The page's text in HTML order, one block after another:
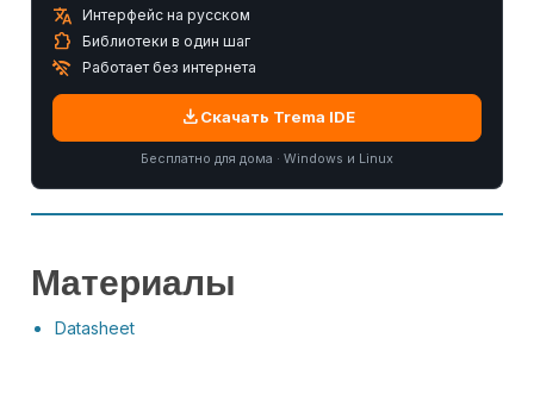
translate Интерфейс на русском
extension Библиотеки в один шаг
wifi_off Работает без интернета
downloadСкачать Trema IDE
Бесплатно для дома · Windows и Linux
Материалы
Datasheet